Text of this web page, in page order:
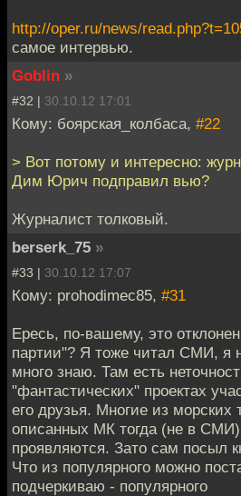
http://oper.ru/news/
самое интервью.
Goblin »
#32 | 30.10.12 17:01
Кому: боярская_колбаса, #22
> Вот потому и интересно:
Дим Юрич подправил вью?
Журналист толковый.
berserk_75 »
#33 | 30.10.12 17:07
Кому: prohodimec85, #31
Ересь, по-вашему, это
партии"? Я тоже читал СМИ, я
много знаю. Там есть
"фантастических" проектах
его друзья. Многие из морских
описанных МК тогда (не в
проявляются. Зато сам посыл
Что из популярного можно
подчеркиваю - популярного